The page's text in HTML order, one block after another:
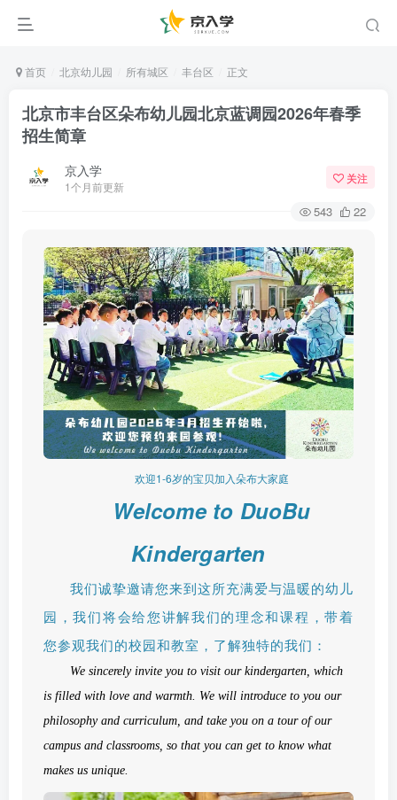
首页 北京幼儿园 所有城区 丰台区 正文
北京市丰台区朵布幼儿园北京蓝调园2026年春季
招生简章
京入学
1个月前更新
关注
543 22
欢迎1-6岁的宝贝加入朵布大家庭
Welcome to DuoBu
Kindergarten
我们诚挚邀请您来到这所充满爱与温暖的幼儿
园，我们将会给您讲解我们的理念和课程，带着
您参观我们的校园和教室，了解独特的我们：
We sincerely invite you to visit our kindergarten, which
is filled with love and warmth. We will introduce to you our
philosophy and curriculum, and take you on a tour of our
campus and classrooms, so that you can get to know what
makes us unique.